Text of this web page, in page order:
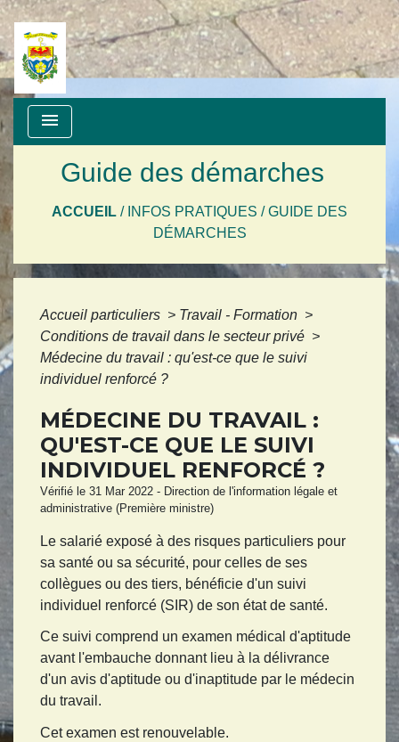
menu
Guide des démarches
ACCUEIL / INFOS PRATIQUES /GUIDE DES
DÉMARCHES
Accueil particuliers > Travail - Formation >
Conditions de travail dans le secteur privé >
Médecine du travail : qu'est-ce que le suivi
individuel renforcé ?
MÉDECINE DU TRAVAIL :
QU'EST-CE QUE LE SUIVI
INDIVIDUEL RENFORCÉ ?
Vérifié le 31 Mar 2022 - Direction de l'information légale et
administrative (Première ministre)
Le salarié exposé à des risques particuliers pour
sa santé ou sa sécurité, pour celles de ses
collègues ou des tiers, bénéficie d'un suivi
individuel renforcé (SIR) de son état de santé.
Ce suivi comprend un examen médical d'aptitude
avant l'embauche donnant lieu à la délivrance
d'un avis d'aptitude ou d'inaptitude par le médecin
du travail.
Cet examen est renouvelable.